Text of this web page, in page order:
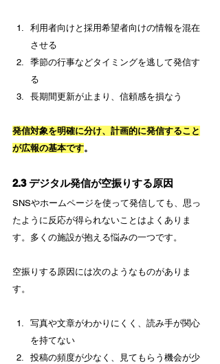
利用者向けと採用希望者向けの情報を混在
させる
季節の行事などタイミングを逃して発信す
る
長期間更新が止まり、信頼感を損なう
発信対象を明確に分け、計画的に発信すること
が広報の基本です。
2.3 デジタル発信が空振りする原因
SNSやホームページを使って発信しても、思っ
たように反応が得られないことはよくありま
す。多くの施設が抱える悩みの一つです。
空振りする原因には次のようなものがありま
す。
写真や文章がわかりにくく、読み手が関心
を持てない
投稿の頻度が少なく、見てもらう機会が少